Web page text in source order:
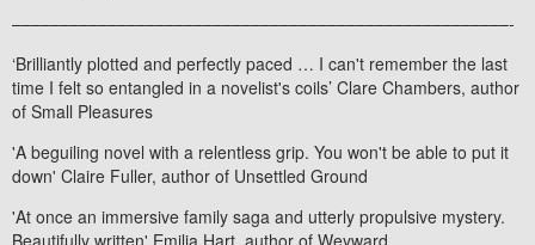
––––––––––––––––––––––––––––––––––––––––––––––––––––-
‘Brilliantly plotted and perfectly paced … I can't remember the last
time I felt so entangled in a novelist's coils’ Clare Chambers, author
of Small Pleasures
'A beguiling novel with a relentless grip. You won't be able to put it
down' Claire Fuller, author of Unsettled Ground
'At once an immersive family saga and utterly propulsive mystery.